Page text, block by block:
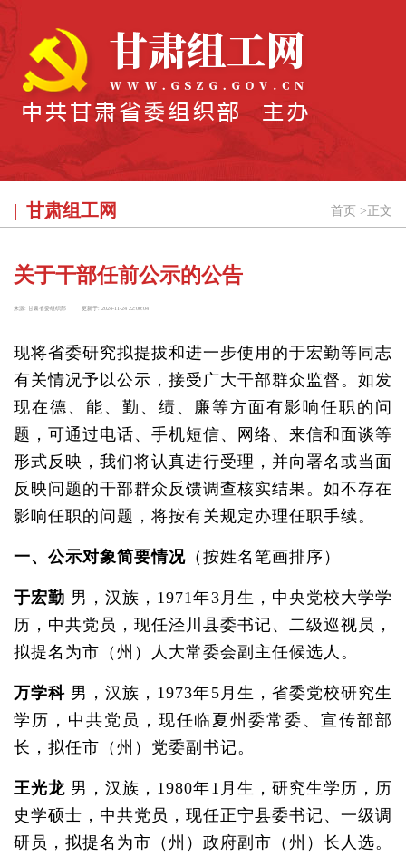
甘肃组工网 首页 > 正文
关于干部任前公示的公告
来源: 甘肃省委组织部 更新于: 2024-11-24 22:00:04
现将省委研究拟提拔和进一步使用的于宏勤等同志
有关情况予以公示，接受广大干部群众监督。如发
现在德、能、勤、绩、廉等方面有影响任职的问
题，可通过电话、手机短信、网络、来信和面谈等
形式反映，我们将认真进行受理，并向署名或当面
反映问题的干部群众反馈调查核实结果。如不存在
影响任职的问题，将按有关规定办理任职手续。
一、公示对象简要情况 （按姓名笔画排序）
于宏勤 男，汉族，1971年3月生，中央党校大学学
历，中共党员，现任泾川县委书记、二级巡视员，
拟提名为市（州）人大常委会副主任候选人。
万学科 男，汉族，1973年5月生，省委党校研究生
学历，中共党员，现任临夏州委常委、宣传部部
长，拟任市（州）党委副书记。
王光龙 男，汉族，1980年1月生，研究生学历，历
史学硕士，中共党员，现任正宁县委书记、一级调
研员，拟提名为市（州）政府副市（州）长人选。